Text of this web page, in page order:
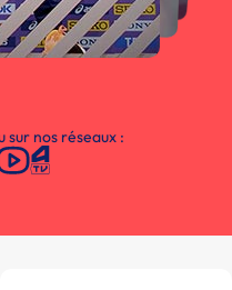
sur nos réseaux :